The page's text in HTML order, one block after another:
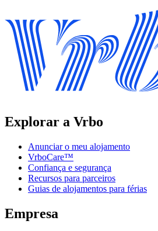
Explorar a Vrbo
Anunciar o meu alojamento
VrboCare™
Confiança e segurança
Recursos para parceiros
Guias de alojamentos para férias
Empresa